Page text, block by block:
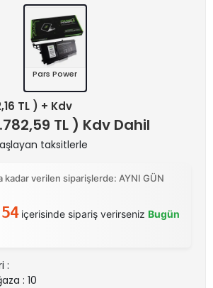
Pars Power
TL ) + Kdv
TL ) Kdv Dahil
taksitlerle
kadar verilen siparişlerde: AYNI GÜN
içerisinde sipariş verirseniz Bugün
:
: 10